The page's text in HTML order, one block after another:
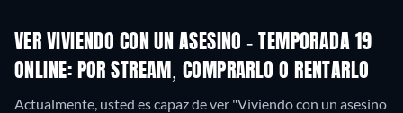
VER VIVIENDO CON UN ASESINO - TEMPORADA 19
ONLINE: POR STREAM, COMPRARLO O RENTARLO
Actualmente, usted es capaz de ver "Viviendo con un asesino